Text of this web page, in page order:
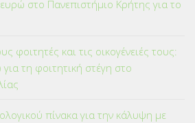
στο Πανεπιστήμιο Κρήτης για το
φοιτητές και τις οικογένειές τους:
τη φοιτητική στέγη στο
πίνακα για την κάλυψη με